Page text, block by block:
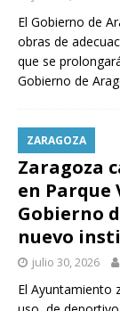
El Gobierno de
obras de
que se
Gobierno de
ZARAGOZA
Zaragoza
en Parque
Gobierno
nuevo
julio 30, 2026
El Ayuntamiento